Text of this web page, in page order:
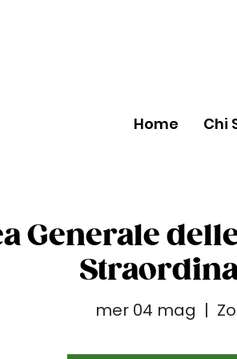
Home Chi
Generale
mer 04 mag
  |